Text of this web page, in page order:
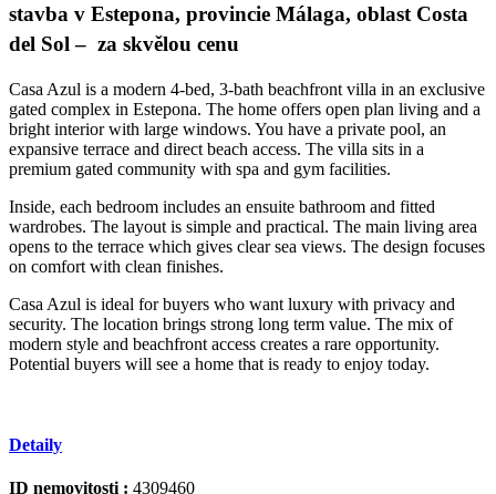
stavba v Estepona, provincie Málaga, oblast Costa
del Sol – za skvělou cenu
Casa Azul is a modern 4-bed, 3-bath beachfront villa in an exclusive
gated complex in Estepona. The home offers open plan living and a
bright interior with large windows. You have a private pool, an
expansive terrace and direct beach access. The villa sits in a
premium gated community with spa and gym facilities.
Inside, each bedroom includes an ensuite bathroom and fitted
wardrobes. The layout is simple and practical. The main living area
opens to the terrace which gives clear sea views. The design focuses
on comfort with clean finishes.
Casa Azul is ideal for buyers who want luxury with privacy and
security. The location ‌brings ‌strong ‌long ‌term ‌value. The ‌mix ‌of
modern ‌style and ‌beachfront access creates ‌a ‌rare ‌opportunity.
Potential buyers ‌will ‌see a home ‌that ‌is ‌ready ‌to ‌enjoy ‌today.
Detaily
ID nemovitosti : 4309460